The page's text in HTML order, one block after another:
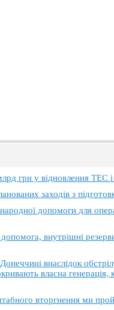
грн у відновлення ТЕС
заходів з
допомоги для
внутрішні
внаслідок
власна генерація,
вторгнення ми